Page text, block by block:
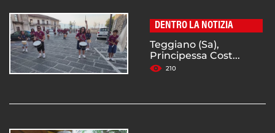
DENTRO LA NOTIZIA
Teggiano (Sa),
Principessa Cost...
210